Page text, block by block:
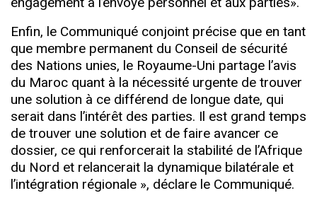
Enfin, le Communiqué conjoint précise que en tant
que membre permanent du Conseil de sécurité
des Nations unies, le Royaume-Uni partage l’avis
du Maroc quant à la nécessité urgente de trouver
une solution à ce différend de longue date, qui
serait dans l’intérêt des parties. Il est grand temps
de trouver une solution et de faire avancer ce
dossier, ce qui renforcerait la stabilité de l’Afrique
du Nord et relancerait la dynamique bilatérale et
l’intégration régionale », déclare le Communiqué.